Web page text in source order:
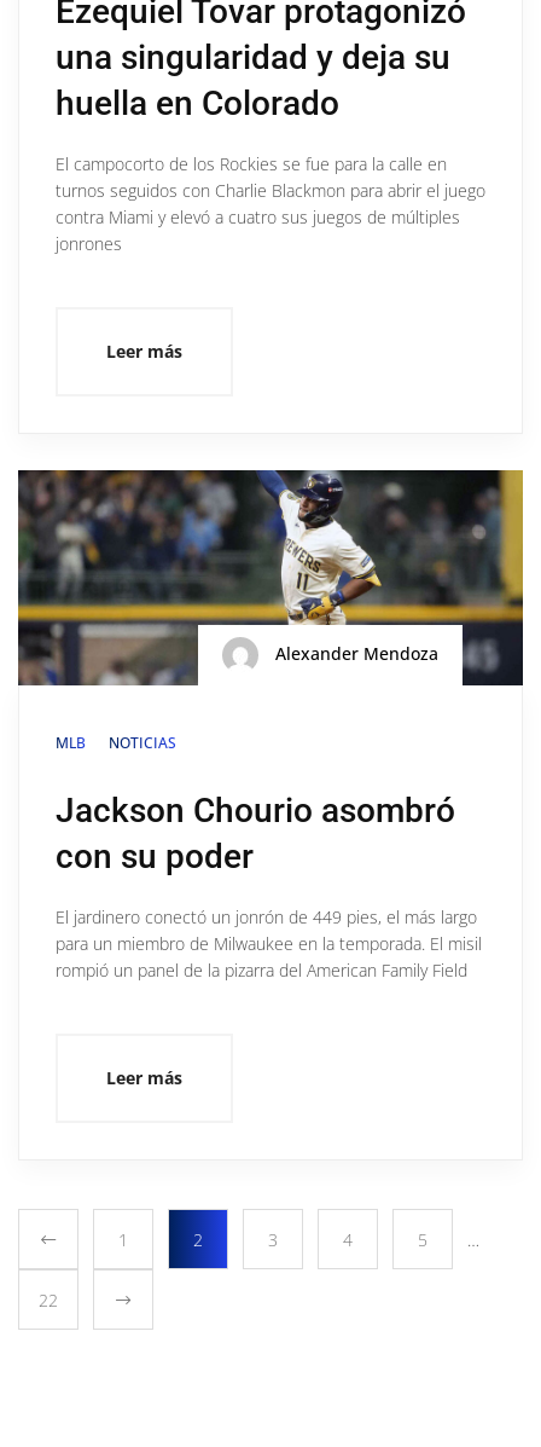
Ezequiel Tovar protagonizó
una singularidad y deja su
huella en Colorado
El campocorto de los Rockies se fue para la calle en
turnos seguidos con Charlie Blackmon para abrir el juego
contra Miami y elevó a cuatro sus juegos de múltiples
jonrones
Leer más
Alexander Mendoza
MLB NOTICIAS
Jackson Chourio asombró
con su poder
El jardinero conectó un jonrón de 449 pies, el más largo
para un miembro de Milwaukee en la temporada. El misil
rompió un panel de la pizarra del American Family Field
Leer más
1 2 3 4 5 …
22